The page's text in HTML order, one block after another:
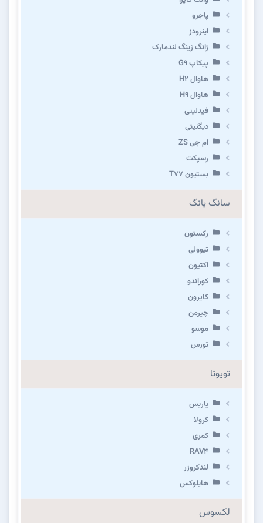
پاجرو
اینرودز
ژانگ ژینگ لندمارک
پیکاپ G۹
هاوال H۲
هاوال H۹
فیدلیتی
دیگنیتی
ام جی ZS
رسپکت
بستیون T۷۷
سانگ یانگ
رکستون
تیوولی
اکتیون
کوراندو
کایرون
چیرمن
موسو
تورس
تویوتا
یاریس
کرولا
کمری
RAV4
لندکروزر
هایلوکس
لکسوس